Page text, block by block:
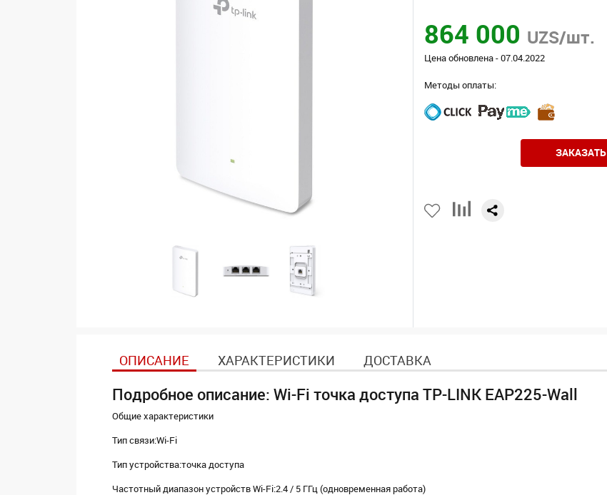
864 000 UZS/шт.
Цена обновлена - 07.04.2022
Методы оплаты:
ЗАКАЗАТЬ
ОПИСАНИЕ ХАРАКТЕРИСТИКИ ДОСТАВКА
Подробное описание: Wi-Fi точка доступа TP-LINK EAP225-Wall
Общие характеристики
Тип связи:Wi-Fi
Тип устройства:точка доступа
Частотный диапазон устройств Wi-Fi:2.4 / 5 ГГц (одновременная работа)